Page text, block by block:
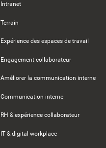
Intranet
Terrain
Expérience des espaces de travail
Engagement collaborateur
Améliorer la communication interne
Communication interne
RH & expérience collaborateur
IT & digital workplace